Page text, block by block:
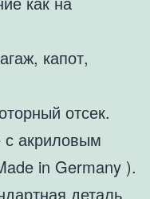
капот,
отсек.
с акриловым
in Germany ).
деталь